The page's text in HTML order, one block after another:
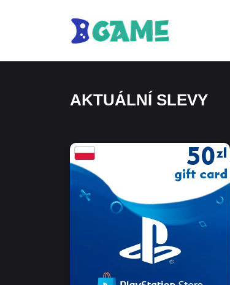
AKTUÁLNÍ SLEVY